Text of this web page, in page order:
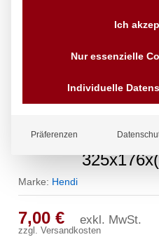
Budget
Marke: Hendi
7,00€ exkl. MwSt.
zzgl.Versandkosten
Ich
Nur essenzielle
Individuelle
Präferenzen